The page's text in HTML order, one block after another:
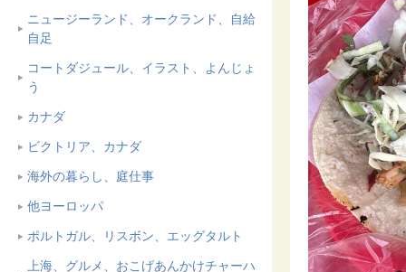
ニュージーランド、オークランド、自給
自足
コートダジュール、イラスト、よんじょ
う
カナダ
ビクトリア、カナダ
海外の暮らし、庭仕事
他ヨーロッパ
ポルトガル、リスボン、エッグタルト
上海、グルメ、おこげあんかけチャーハ